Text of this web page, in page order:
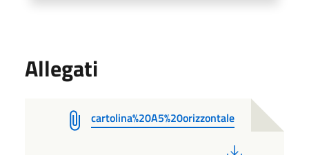
Allegati
cartolina%20A5%20orizzontale